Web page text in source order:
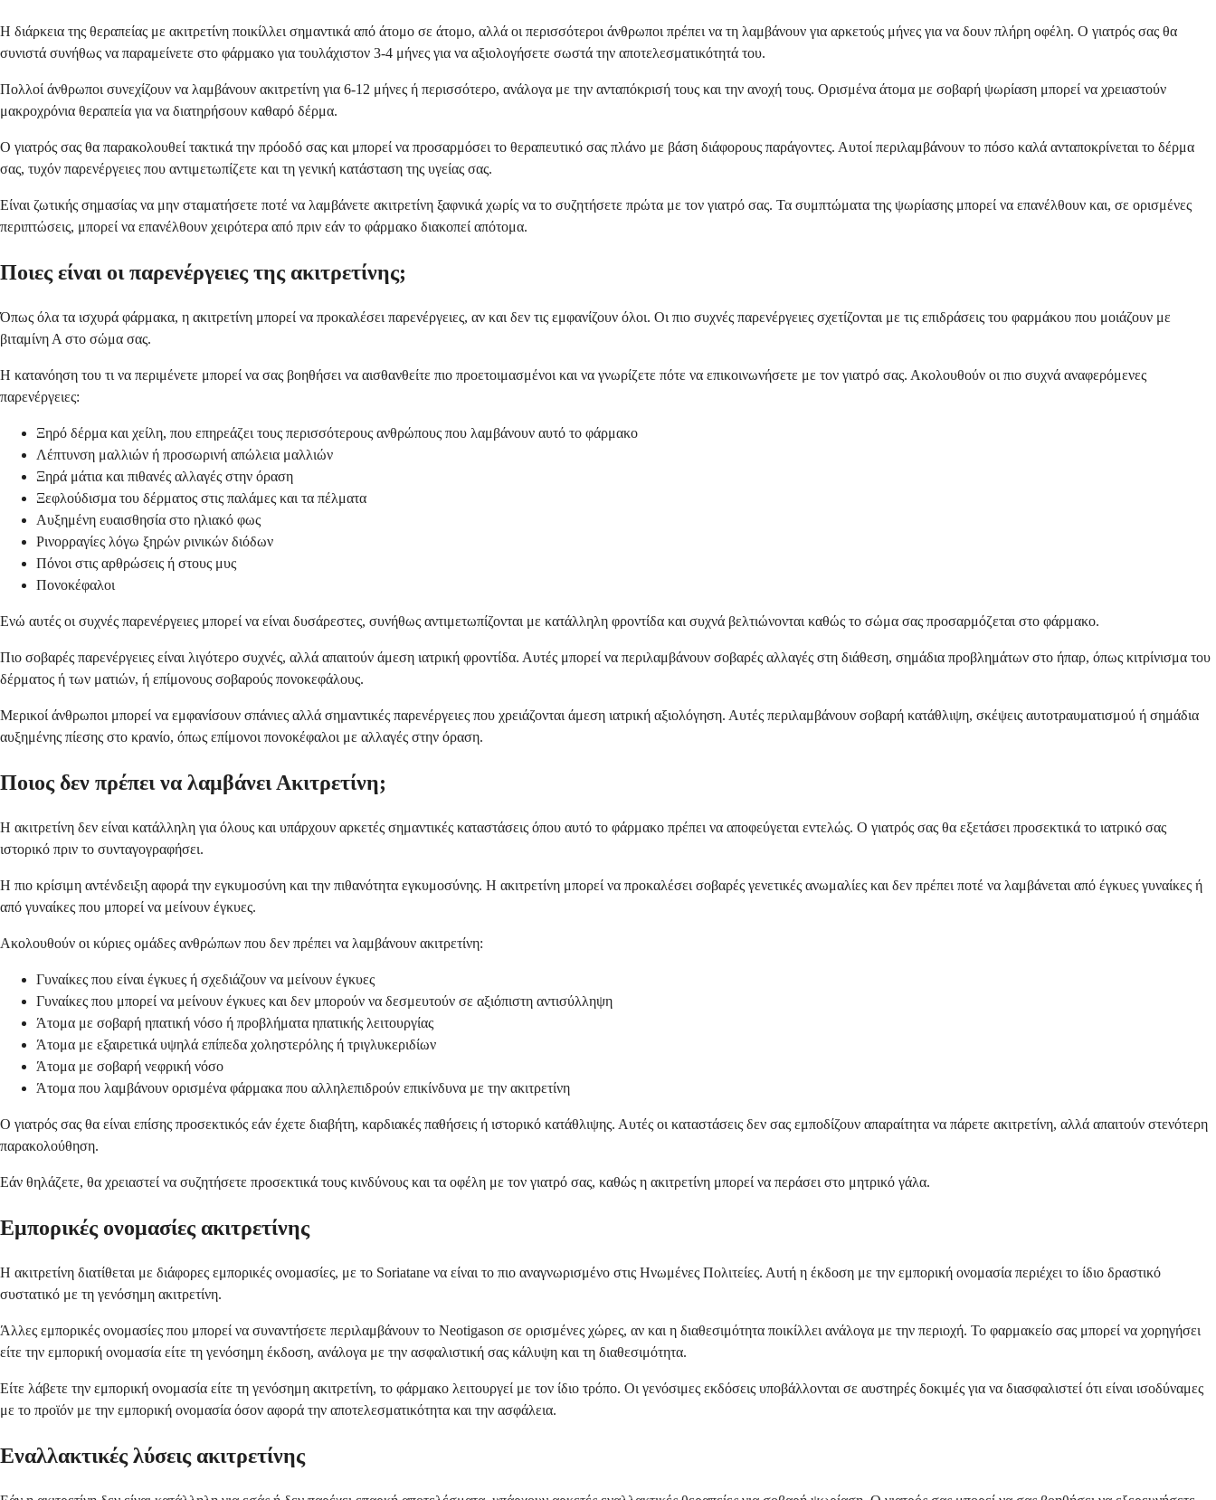
Η διάρκεια της θεραπείας με ακιτρετίνη ποικίλλει σημαντικά από άτομο σε άτομο, αλλά οι περισσότεροι άνθρωποι πρέπει να τη λαμβάνουν για αρκετούς μήνες για να δουν πλήρη οφέλη. Ο γιατρός σας θα
συνιστά συνήθως να παραμείνετε στο φάρμακο για τουλάχιστον 3-4 μήνες για να αξιολογήσετε σωστά την αποτελεσματικότητά του.
Πολλοί άνθρωποι συνεχίζουν να λαμβάνουν ακιτρετίνη για 6-12 μήνες ή περισσότερο, ανάλογα με την ανταπόκρισή τους και την ανοχή τους. Ορισμένα άτομα με σοβαρή ψωρίαση μπορεί να χρειαστούν
μακροχρόνια θεραπεία για να διατηρήσουν καθαρό δέρμα.
Ο γιατρός σας θα παρακολουθεί τακτικά την πρόοδό σας και μπορεί να προσαρμόσει το θεραπευτικό σας πλάνο με βάση διάφορους παράγοντες. Αυτοί περιλαμβάνουν το πόσο καλά ανταποκρίνεται το δέρμα
σας, τυχόν παρενέργειες που αντιμετωπίζετε και τη γενική κατάσταση της υγείας σας.
Είναι ζωτικής σημασίας να μην σταματήσετε ποτέ να λαμβάνετε ακιτρετίνη ξαφνικά χωρίς να το συζητήσετε πρώτα με τον γιατρό σας. Τα συμπτώματα της ψωρίασης μπορεί να επανέλθουν και, σε ορισμένες
περιπτώσεις, μπορεί να επανέλθουν χειρότερα από πριν εάν το φάρμακο διακοπεί απότομα.
Ποιες είναι οι παρενέργειες της ακιτρετίνης;
Όπως όλα τα ισχυρά φάρμακα, η ακιτρετίνη μπορεί να προκαλέσει παρενέργειες, αν και δεν τις εμφανίζουν όλοι. Οι πιο συχνές παρενέργειες σχετίζονται με τις επιδράσεις του φαρμάκου που μοιάζουν με
βιταμίνη Α στο σώμα σας.
Η κατανόηση του τι να περιμένετε μπορεί να σας βοηθήσει να αισθανθείτε πιο προετοιμασμένοι και να γνωρίζετε πότε να επικοινωνήσετε με τον γιατρό σας. Ακολουθούν οι πιο συχνά αναφερόμενες
παρενέργειες:
Ξηρό δέρμα και χείλη, που επηρεάζει τους περισσότερους ανθρώπους που λαμβάνουν αυτό το φάρμακο
Λέπτυνση μαλλιών ή προσωρινή απώλεια μαλλιών
Ξηρά μάτια και πιθανές αλλαγές στην όραση
Ξεφλούδισμα του δέρματος στις παλάμες και τα πέλματα
Αυξημένη ευαισθησία στο ηλιακό φως
Ρινορραγίες λόγω ξηρών ρινικών διόδων
Πόνοι στις αρθρώσεις ή στους μυς
Πονοκέφαλοι
Ενώ αυτές οι συχνές παρενέργειες μπορεί να είναι δυσάρεστες, συνήθως αντιμετωπίζονται με κατάλληλη φροντίδα και συχνά βελτιώνονται καθώς το σώμα σας προσαρμόζεται στο φάρμακο.
Πιο σοβαρές παρενέργειες είναι λιγότερο συχνές, αλλά απαιτούν άμεση ιατρική φροντίδα. Αυτές μπορεί να περιλαμβάνουν σοβαρές αλλαγές στη διάθεση, σημάδια προβλημάτων στο ήπαρ, όπως κιτρίνισμα του
δέρματος ή των ματιών, ή επίμονους σοβαρούς πονοκεφάλους.
Μερικοί άνθρωποι μπορεί να εμφανίσουν σπάνιες αλλά σημαντικές παρενέργειες που χρειάζονται άμεση ιατρική αξιολόγηση. Αυτές περιλαμβάνουν σοβαρή κατάθλιψη, σκέψεις αυτοτραυματισμού ή σημάδια
αυξημένης πίεσης στο κρανίο, όπως επίμονοι πονοκέφαλοι με αλλαγές στην όραση.
Ποιος δεν πρέπει να λαμβάνει Ακιτρετίνη;
Η ακιτρετίνη δεν είναι κατάλληλη για όλους και υπάρχουν αρκετές σημαντικές καταστάσεις όπου αυτό το φάρμακο πρέπει να αποφεύγεται εντελώς. Ο γιατρός σας θα εξετάσει προσεκτικά το ιατρικό σας
ιστορικό πριν το συνταγογραφήσει.
Η πιο κρίσιμη αντένδειξη αφορά την εγκυμοσύνη και την πιθανότητα εγκυμοσύνης. Η ακιτρετίνη μπορεί να προκαλέσει σοβαρές γενετικές ανωμαλίες και δεν πρέπει ποτέ να λαμβάνεται από έγκυες γυναίκες ή
από γυναίκες που μπορεί να μείνουν έγκυες.
Ακολουθούν οι κύριες ομάδες ανθρώπων που δεν πρέπει να λαμβάνουν ακιτρετίνη:
Γυναίκες που είναι έγκυες ή σχεδιάζουν να μείνουν έγκυες
Γυναίκες που μπορεί να μείνουν έγκυες και δεν μπορούν να δεσμευτούν σε αξιόπιστη αντισύλληψη
Άτομα με σοβαρή ηπατική νόσο ή προβλήματα ηπατικής λειτουργίας
Άτομα με εξαιρετικά υψηλά επίπεδα χοληστερόλης ή τριγλυκεριδίων
Άτομα με σοβαρή νεφρική νόσο
Άτομα που λαμβάνουν ορισμένα φάρμακα που αλληλεπιδρούν επικίνδυνα με την ακιτρετίνη
Ο γιατρός σας θα είναι επίσης προσεκτικός εάν έχετε διαβήτη, καρδιακές παθήσεις ή ιστορικό κατάθλιψης. Αυτές οι καταστάσεις δεν σας εμποδίζουν απαραίτητα να πάρετε ακιτρετίνη, αλλά απαιτούν στενότερη
παρακολούθηση.
Εάν θηλάζετε, θα χρειαστεί να συζητήσετε προσεκτικά τους κινδύνους και τα οφέλη με τον γιατρό σας, καθώς η ακιτρετίνη μπορεί να περάσει στο μητρικό γάλα.
Εμπορικές ονομασίες ακιτρετίνης
Η ακιτρετίνη διατίθεται με διάφορες εμπορικές ονομασίες, με το Soriatane να είναι το πιο αναγνωρισμένο στις Ηνωμένες Πολιτείες. Αυτή η έκδοση με την εμπορική ονομασία περιέχει το ίδιο δραστικό
συστατικό με τη γενόσημη ακιτρετίνη.
Άλλες εμπορικές ονομασίες που μπορεί να συναντήσετε περιλαμβάνουν το Neotigason σε ορισμένες χώρες, αν και η διαθεσιμότητα ποικίλλει ανάλογα με την περιοχή. Το φαρμακείο σας μπορεί να χορηγήσει
είτε την εμπορική ονομασία είτε τη γενόσημη έκδοση, ανάλογα με την ασφαλιστική σας κάλυψη και τη διαθεσιμότητα.
Είτε λάβετε την εμπορική ονομασία είτε τη γενόσημη ακιτρετίνη, το φάρμακο λειτουργεί με τον ίδιο τρόπο. Οι γενόσιμες εκδόσεις υποβάλλονται σε αυστηρές δοκιμές για να διασφαλιστεί ότι είναι ισοδύναμες
με το προϊόν με την εμπορική ονομασία όσον αφορά την αποτελεσματικότητα και την ασφάλεια.
Εναλλακτικές λύσεις ακιτρετίνης